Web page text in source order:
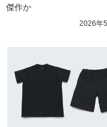
傑作か
2026年